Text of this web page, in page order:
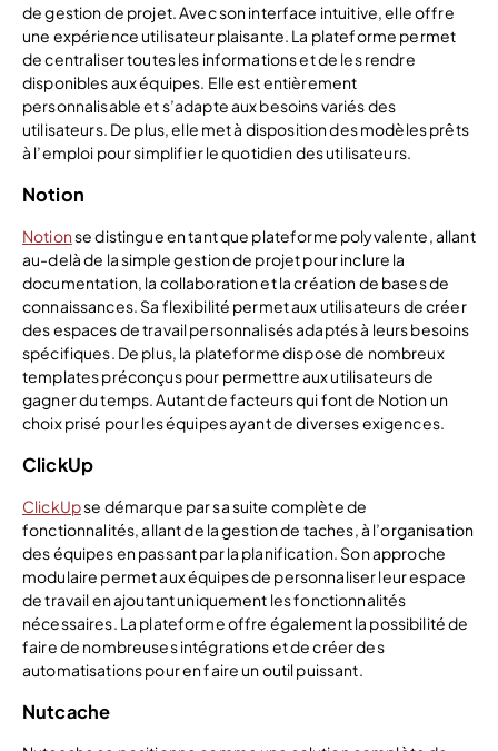
de gestion de projet. Avec son interface intuitive, elle offre
une expérience utilisateur plaisante. La plateforme permet
de centraliser toutes les informations et de les rendre
disponibles aux équipes. Elle est entièrement
personnalisable et s’adapte aux besoins variés des
utilisateurs. De plus, elle met à disposition des modèles prêts
à l’emploi pour simplifier le quotidien des utilisateurs.
Notion
Notionse distingue en tant que plateforme polyvalente, allant
au-delà de la simple gestion de projet pour inclure la
documentation, la collaboration et la création de bases de
connaissances. Sa flexibilité permet aux utilisateurs de créer
des espaces de travail personnalisés adaptés à leurs besoins
spécifiques. De plus, la plateforme dispose de nombreux
templates préconçus pour permettre aux utilisateurs de
gagner du temps. Autant de facteurs qui font de Notion un
choix prisé pour les équipes ayant de diverses exigences.
ClickUp
ClickUpse démarque par sa suite complète de
fonctionnalités, allant de la gestion de taches, à l’organisation
des équipes en passant par la planification. Son approche
modulaire permet aux équipes de personnaliser leur espace
de travail en ajoutant uniquement les fonctionnalités
nécessaires. La plateforme offre également la possibilité de
faire de nombreuses intégrations et de créer des
automatisations pour en faire un outil puissant.
Nutcache